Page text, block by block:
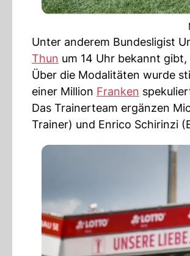
Unter anderem Bundesligist
Thun um 14 Uhr bekannt
Über die Modalitäten wurde
einer Million Franken
Das Trainerteam ergänzen
Trainer) und Enrico Schirinzi